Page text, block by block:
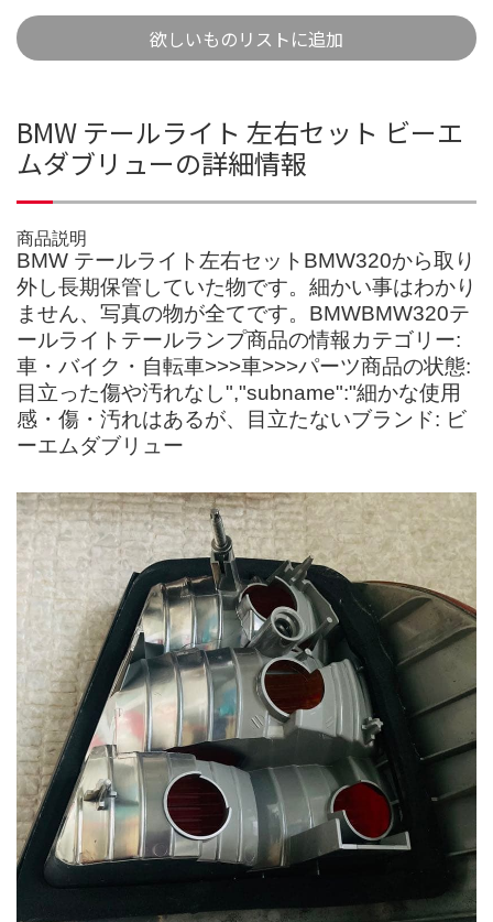
欲しいものリストに追加
BMW テールライト 左右セット ビーエ
ムダブリューの詳細情報
商品説明
BMW テールライト左右セットBMW320から取り
外し長期保管していた物です。細かい事はわかり
ません、写真の物が全てです。BMWBMW320テ
ールライトテールランプ商品の情報カテゴリー:
車・バイク・自転車>>>車>>>パーツ商品の状態:
目立った傷や汚れなし","subname":"細かな使用
感・傷・汚れはあるが、目立たないブランド: ビ
ーエムダブリュー